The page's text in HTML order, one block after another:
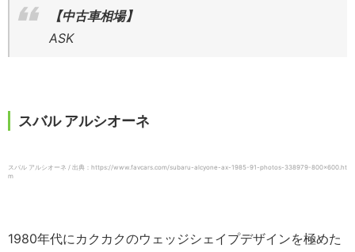
【中古車相場】
ASK
スバル アルシオーネ
スバル アルシオーネ / 出典：https://www.favcars.com/subaru-alcyone-ax-1985-91-photos-338979-800×600.ht
m
1980年代にカクカクのウェッジシェイプデザインを極めた